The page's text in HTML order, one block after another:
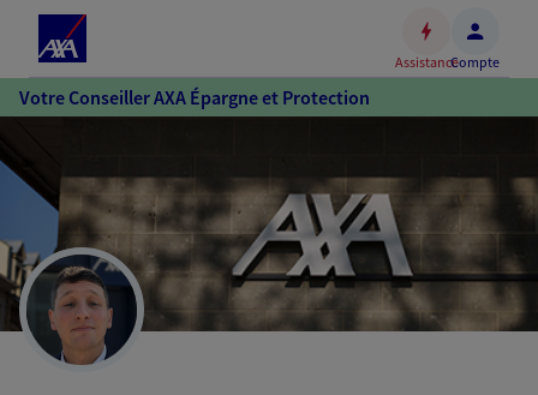
Accéder
au
Accéder
au
pied
de
page
AssistanceCompte
Votre Conseiller AXA Épargne et Protection